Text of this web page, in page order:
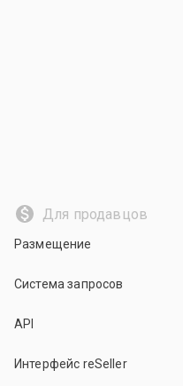
Для продавцов
Размещение
Система запросов
API
Интерфейс reSeller